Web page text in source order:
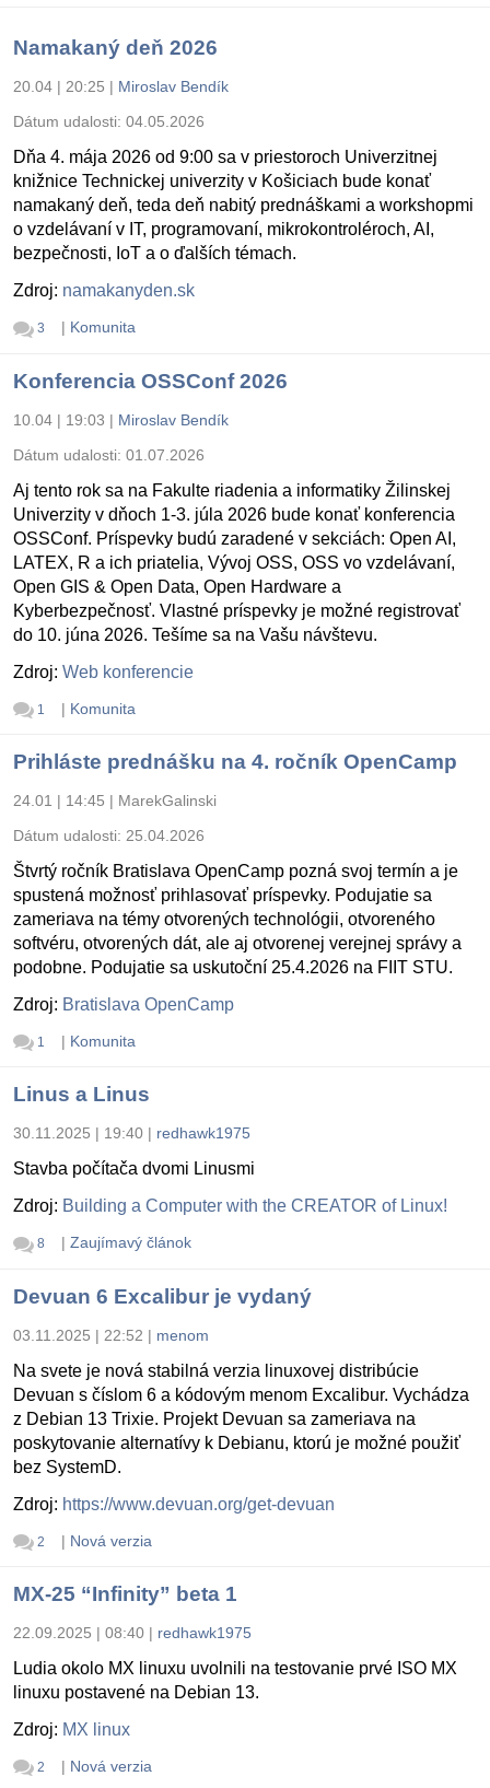
Namakaný deň 2026
20.04 | 20:25 | Miroslav Bendík
Dátum udalosti: 04.05.2026
Dňa 4. mája 2026 od 9:00 sa v priestoroch Univerzitnej
knižnice Technickej univerzity v Košiciach bude konať
namakaný deň, teda deň nabitý prednáškami a workshopmi
o vzdelávaní v IT, programovaní, mikrokontroléroch, AI,
bezpečnosti, IoT a o ďalších témach.
Zdroj: namakanyden.sk
3 | Komunita
Konferencia OSSConf 2026
10.04 | 19:03 | Miroslav Bendík
Dátum udalosti: 01.07.2026
Aj tento rok sa na Fakulte riadenia a informatiky Žilinskej
Univerzity v dňoch 1-3. júla 2026 bude konať konferencia
OSSConf. Príspevky budú zaradené v sekciách: Open AI,
LATEX, R a ich priatelia, Vývoj OSS, OSS vo vzdelávaní,
Open GIS & Open Data, Open Hardware a
Kyberbezpečnosť. Vlastné príspevky je možné registrovať
do 10. júna 2026. Tešíme sa na Vašu návštevu.
Zdroj: Web konferencie
1 | Komunita
Prihláste prednášku na 4. ročník OpenCamp
24.01 | 14:45 | MarekGalinski
Dátum udalosti: 25.04.2026
Štvrtý ročník Bratislava OpenCamp pozná svoj termín a je
spustená možnosť prihlasovať príspevky. Podujatie sa
zameriava na témy otvorených technológii, otvoreného
softvéru, otvorených dát, ale aj otvorenej verejnej správy a
podobne. Podujatie sa uskutoční 25.4.2026 na FIIT STU.
Zdroj: Bratislava OpenCamp
1 | Komunita
Linus a Linus
30.11.2025 | 19:40 | redhawk1975
Stavba počítača dvomi Linusmi
Zdroj: Building a Computer with the CREATOR of Linux!
8 | Zaujímavý článok
Devuan 6 Excalibur je vydaný
03.11.2025 | 22:52 | menom
Na svete je nová stabilná verzia linuxovej distribúcie
Devuan s číslom 6 a kódovým menom Excalibur. Vychádza
z Debian 13 Trixie. Projekt Devuan sa zameriava na
poskytovanie alternatívy k Debianu, ktorú je možné použiť
bez SystemD.
Zdroj: https://www.devuan.org/get-devuan
2 | Nová verzia
MX-25 “Infinity” beta 1
22.09.2025 | 08:40 | redhawk1975
Ludia okolo MX linuxu uvolnili na testovanie prvé ISO MX
linuxu postavené na Debian 13.
Zdroj: MX linux
2 | Nová verzia